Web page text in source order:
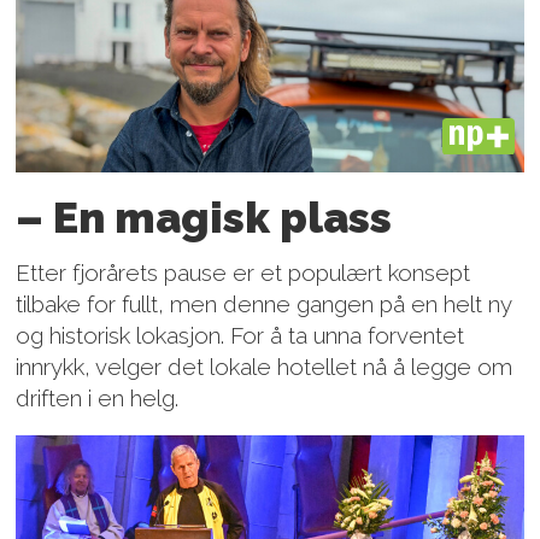
PLUS
– En magisk plass
Etter fjorårets pause er et populært konsept
tilbake for fullt, men denne gangen på en helt ny
og historisk lokasjon. For å ta unna forventet
innrykk, velger det lokale hotellet nå å legge om
driften i en helg.